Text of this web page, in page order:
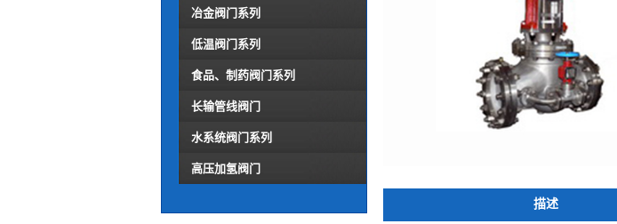
描述
冶金阀门系列
低温阀门系列
食品、制药阀门系列
长输管线阀门
水系统阀门系列
高压加氢阀门